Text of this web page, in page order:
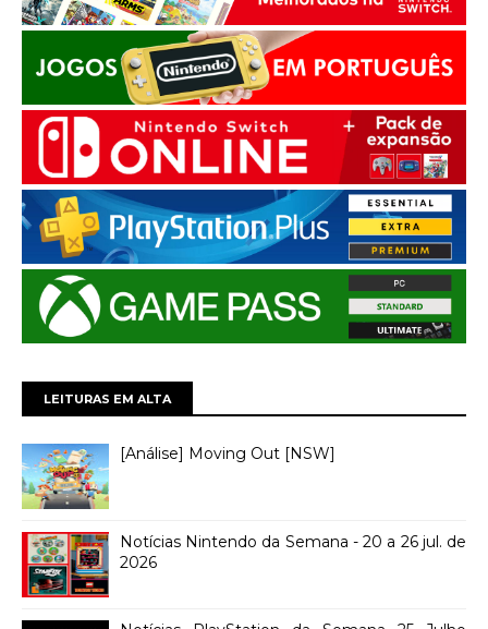
LEITURAS EM ALTA
[Análise] Moving Out [NSW]
Notícias Nintendo da Semana - 20 a 26 jul. de
2026